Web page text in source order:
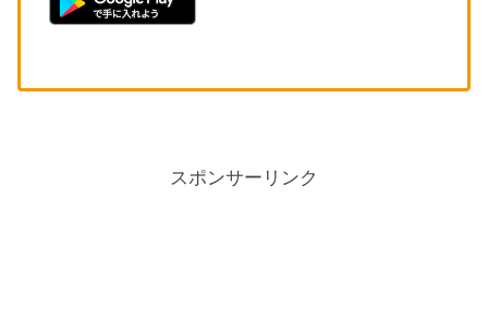
スポンサーリンク